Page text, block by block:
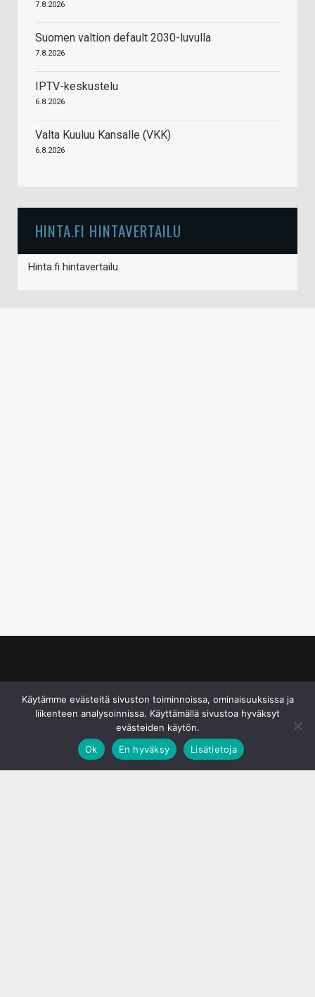
7.8.2026
Suomen valtion default 2030-luvulla
7.8.2026
IPTV-keskustelu
6.8.2026
Valta Kuuluu Kansalle (VKK)
6.8.2026
HINTA.FI HINTAVERTAILU
Hinta.fi hintavertailu
Käytämme evästeitä sivuston toiminnoissa, ominaisuuksissa ja
liikenteen analysoinnissa. Käyttämällä sivustoa hyväksyt
evästeiden käytön.
Ok
En hyväksy Lisätietoja